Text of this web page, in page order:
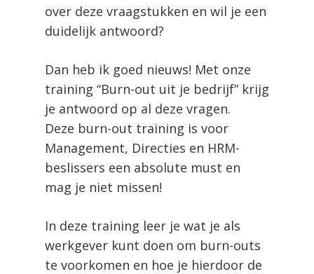
over deze vraagstukken en wil je een
duidelijk antwoord?
Dan heb ik goed nieuws! Met onze
training “Burn-out uit je bedrijf” krijg
je antwoord op al deze vragen.
Deze burn-out training is voor
Management, Directies en HRM-
beslissers een absolute must en
mag je niet missen!
In deze training leer je wat je als
werkgever kunt doen om burn-outs
te voorkomen en hoe je hierdoor de